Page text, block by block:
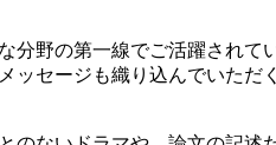
野の第一線でご活躍されて
ッセージも織り込んでいただ